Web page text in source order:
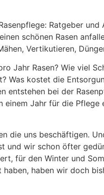
Ratgeber
schönen Rasen
Vertikutieren,
Jahr Rasen? Wie viel
Was kostet die
entstehen bei der
einem Jahr für die Pflege
die uns beschäftigen.
und wir schon öfter
für den Winter und
haben, haben wir doch